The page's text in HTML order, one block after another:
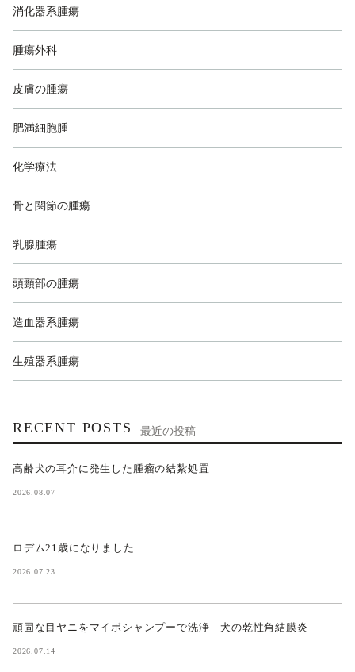
消化器系腫瘍
腫瘍外科
皮膚の腫瘍
肥満細胞腫
化学療法
骨と関節の腫瘍
乳腺腫瘍
頭頸部の腫瘍
造血器系腫瘍
生殖器系腫瘍
RECENT POSTS 最近の投稿
高齢犬の耳介に発生した腫瘤の結紮処置
2026.08.07
ロデム21歳になりました
2026.07.23
頑固な目ヤニをマイボシャンプーで洗浄 犬の乾性角結膜炎
2026.07.14